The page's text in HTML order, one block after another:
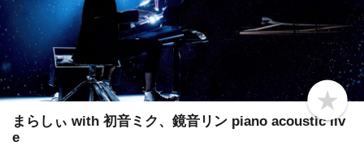
b
o
まらしぃ with 初音ミク、鏡音リン piano acoustic liv
e